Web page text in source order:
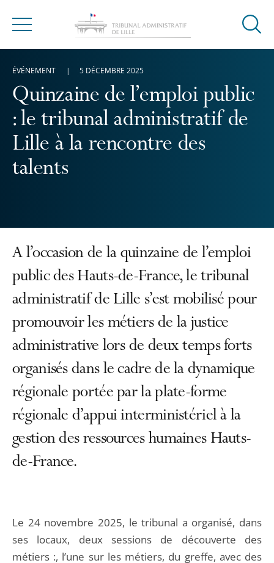
Menu
Ouvrir
Quinzaine de l’emploi public
: le tribunal administratif de
Lille à la rencontre des
talents
ÉVÉNEMENT 5 DÉCEMBRE 2025
A l’occasion de la quinzaine de l’emploi
public des Hauts-de-France, le tribunal
administratif de Lille s’est mobilisé pour
promouvoir les métiers de la justice
administrative lors de deux temps forts
organisés dans le cadre de la dynamique
régionale portée par la plate-forme
régionale d’appui interministériel à la
gestion des ressources humaines Hauts-
de-France.
Le 24 novembre 2025, le tribunal a organisé, dans
ses locaux, deux sessions de découverte des
métiers :, l’une sur les métiers, du greffe, avec des